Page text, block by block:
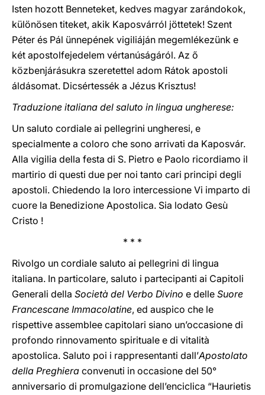
Isten hozott Benneteket, kedves magyar zarándokok,
különösen titeket, akik Kaposvárról jöttetek! Szent
Péter és Pál ünnepének vigiliáján megemlékezünk e
két apostolfejedelem vértanúságáról. Az ő
közbenjárásukra szeretettel adom Rátok apostoli
áldásomat. Dicsértessék a Jézus Krisztus!
Traduzione italiana del saluto in lingua ungherese:
Un saluto cordiale ai pellegrini ungheresi, e
specialmente a coloro che sono arrivati da Kaposvár.
Alla vigilia della festa di S. Pietro e Paolo ricordiamo il
martirio di questi due per noi tanto cari principi degli
apostoli. Chiedendo la loro intercessione Vi imparto di
cuore la Benedizione Apostolica. Sia lodato Gesù
Cristo !
* * *
Rivolgo un cordiale saluto ai pellegrini di lingua
italiana. In particolare, saluto i partecipanti ai Capitoli
Generali della Società del Verbo Divino e delle Suore
Francescane Immacolatine, ed auspico che le
rispettive assemblee capitolari siano un’occasione di
profondo rinnovamento spirituale e di vitalità
apostolica. Saluto poi i rappresentanti dall’Apostolato
della Preghiera convenuti in occasione del 50°
anniversario di promulgazione dell’enciclica “Haurietis